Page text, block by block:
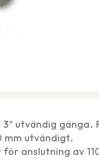
utvändig gänga.
mm utvändigt.
för anslutning av